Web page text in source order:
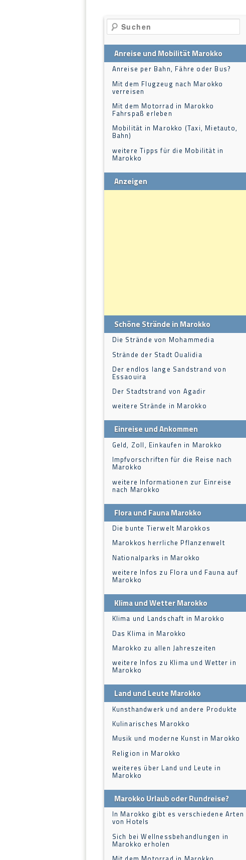
Suchen
Anreise und Mobilität Marokko
Anreise per Bahn, Fähre oder Bus?
Mit dem Flugzeug nach Marokko
verreisen
Mit dem Motorrad in Marokko
Fahrspaß erleben
Mobilität in Marokko (Taxi, Mietauto,
Bahn)
weitere Tipps für die Mobilität in
Marokko
Anzeigen
Schöne Strände in Marokko
Die Strände von Mohammedia
Strände der Stadt Oualidia
Der endlos lange Sandstrand von
Essaouira
Der Stadtstrand von Agadir
weitere Strände in Marokko
Einreise und Ankommen
Geld, Zoll, Einkaufen in Marokko
Impfvorschriften für die Reise nach
Marokko
weitere Informationen zur Einreise
nach Marokko
Flora und Fauna Marokko
Die bunte Tierwelt Marokkos
Marokkos herrliche Pflanzenwelt
Nationalparks in Marokko
weitere Infos zu Flora und Fauna auf
Marokko
Klima und Wetter Marokko
Klima und Landschaft in Marokko
Das Klima in Marokko
Marokko zu allen Jahreszeiten
weitere Infos zu Klima und Wetter in
Marokko
Land und Leute Marokko
Kunsthandwerk und andere Produkte
Kulinarisches Marokko
Musik und moderne Kunst in Marokko
Religion in Marokko
weiteres über Land und Leute in
Marokko
Marokko Urlaub oder Rundreise?
In Marokko gibt es verschiedene Arten
von Hotels
Sich bei Wellnessbehandlungen in
Marokko erholen